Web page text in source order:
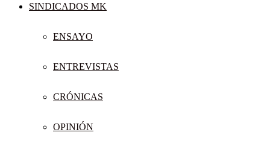
SINDICADOS MK
ENSAYO
ENTREVISTAS
CRÓNICAS
OPINIÓN